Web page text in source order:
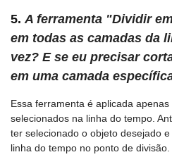
5.A ferramenta "Dividir
em todas as camadas da
vez? E se eu precisar
em uma camada
Essa ferramenta é aplicada
selecionados na linha do tempo.
ter selecionado o objeto desejado
linha do tempo no ponto de